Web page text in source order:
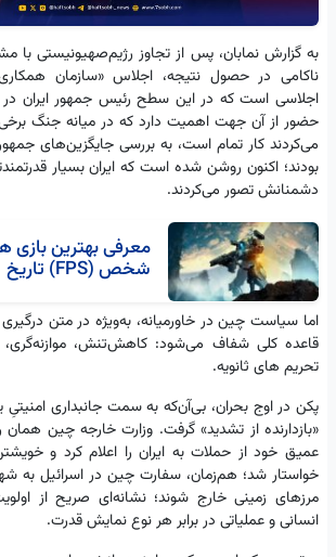
به گزارش نمابان، پس از تجاوز رژیم‌صهیونیستی با
ناکامی در حصول نتیجه، اجلاس «سازمان
اجلاسی است که در این سطح رئیس ‌جمهور ایران
حضور از آن جهت اهمیت دارد که در میانه جنگ
می‌کردند کار تمام است، به بررسی جایگزین‌های
بودند؛ اکنون روشن شده است که ایران بسیار
دشمنانش تصور می‌کردند.
معرفی بهترین بازی
شخص (FPS) تاریخ
اما سیاست چین در خاورمیانه، به‌ویژه در متن درگیری
قاعده کلی شفاف می‌شود: کاهش‌تنش، موازنه‌گری،
تحریم های ثانویه.
پکن در اوج بحران، بی‌آن‌که به سمت جانبداری
«بازدارنده از تشدید» گرفت. وزارت خارجه چین
عمیق خود از حملات به ایران را اعلام کرد و
خواستار شد؛ هم‌زمان، سفارت چین در اسرائیل به
مرزهای زمینی خارج شوند؛ نشانه‌ای صریح از
انسانی و عملیاتی در برابر هر نوع نمایش قدرت.